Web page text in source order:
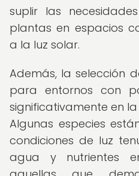
suplir las
plantas en espacios
a la luz solar.
Además, la selección
para entornos con
significativamente en
Algunas especies
condiciones de luz
agua y nutrientes